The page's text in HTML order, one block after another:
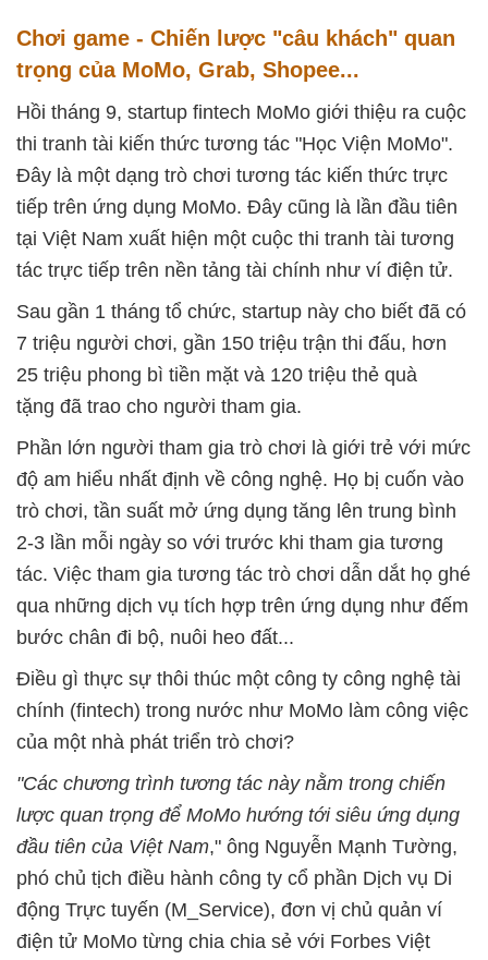
Chơi game - Chiến lược "câu khách" quan
trọng của MoMo, Grab, Shopee...
Hồi tháng 9, startup fintech MoMo giới thiệu ra cuộc
thi tranh tài kiến thức tương tác "Học Viện MoMo".
Đây là một dạng trò chơi tương tác kiến thức trực
tiếp trên ứng dụng MoMo. Đây cũng là lần đầu tiên
tại Việt Nam xuất hiện một cuộc thi tranh tài tương
tác trực tiếp trên nền tảng tài chính như ví điện tử.
Sau gần 1 tháng tổ chức, startup này cho biết đã có
7 triệu người chơi, gần 150 triệu trận thi đấu, hơn
25 triệu phong bì tiền mặt và 120 triệu thẻ quà
tặng đã trao cho người tham gia.
Phần lớn người tham gia trò chơi là giới trẻ với mức
độ am hiểu nhất định về công nghệ. Họ bị cuốn vào
trò chơi, tần suất mở ứng dụng tăng lên trung bình
2-3 lần mỗi ngày so với trước khi tham gia tương
tác. Việc tham gia tương tác trò chơi dẫn dắt họ ghé
qua những dịch vụ tích hợp trên ứng dụng như đếm
bước chân đi bộ, nuôi heo đất...
Điều gì thực sự thôi thúc một công ty công nghệ tài
chính (fintech) trong nước như MoMo làm công việc
của một nhà phát triển trò chơi?
"Các chương trình tương tác này nằm trong chiến
lược quan trọng để MoMo hướng tới siêu ứng dụng
đầu tiên của Việt Nam," ông Nguyễn Mạnh Tường,
phó chủ tịch điều hành công ty cổ phần Dịch vụ Di
động Trực tuyến (M_Service), đơn vị chủ quản ví
điện tử MoMo từng chia chia sẻ với Forbes Việt